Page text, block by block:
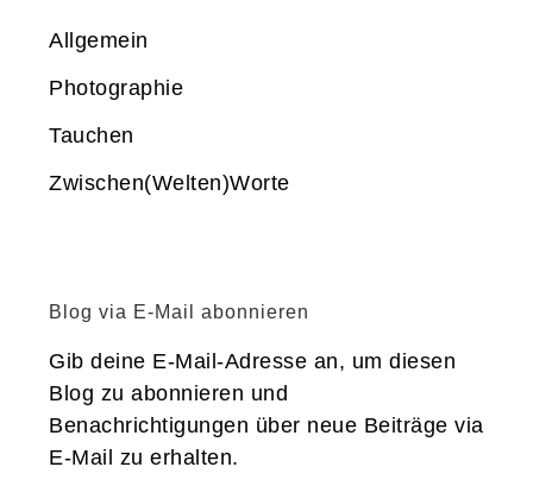
Allgemein
Photographie
Tauchen
Zwischen(Welten)Worte
Blog via E-Mail abonnieren
Gib deine E-Mail-Adresse an, um diesen
Blog zu abonnieren und
Benachrichtigungen über neue Beiträge via
E-Mail zu erhalten.